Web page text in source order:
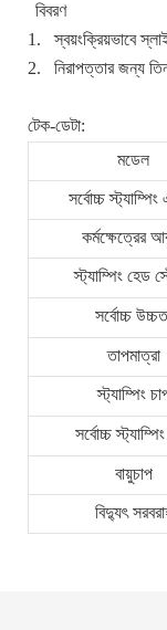
বিবরণ
1.
স্বয়ংক্রিয়ভাবে
2.
নিরাপত্তার জন্য
টেক-ডেটা:
মডেল
সর্বোচ্চ স্ট্যাম্পিং
কর্মক্ষেত্রের
স্ট্যাম্পিং হেড
সর্বোচ্চ
তাপমাত্রা
স্ট্যাম্পিং
সর্বোচ্চ
বায়ুচাপ
বিদ্যুৎ